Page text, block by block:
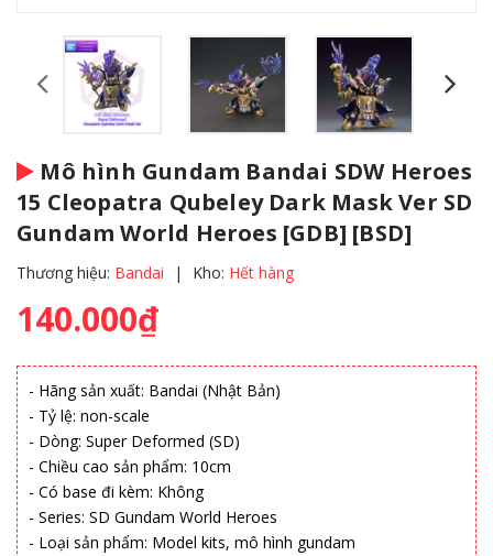
Mô hình Gundam Bandai SDW Heroes
15 Cleopatra Qubeley Dark Mask Ver SD
Gundam World Heroes [GDB] [BSD]
Thương hiệu: Bandai | Kho: Hết hàng
140.000₫
- Hãng sản xuất: Bandai (Nhật Bản)
- Tỷ lệ: non-scale
- Dòng: Super Deformed (SD)
- Chiều cao sản phẩm: 10cm
- Có base đi kèm: Không
- Series: SD Gundam World Heroes
- Loại sản phẩm: Model kits, mô hình gundam